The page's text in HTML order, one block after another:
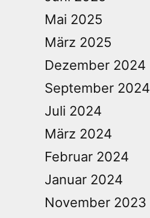
Mai 2025
März 2025
Dezember 2024
September 2024
Juli 2024
März 2024
Februar 2024
Januar 2024
November 2023